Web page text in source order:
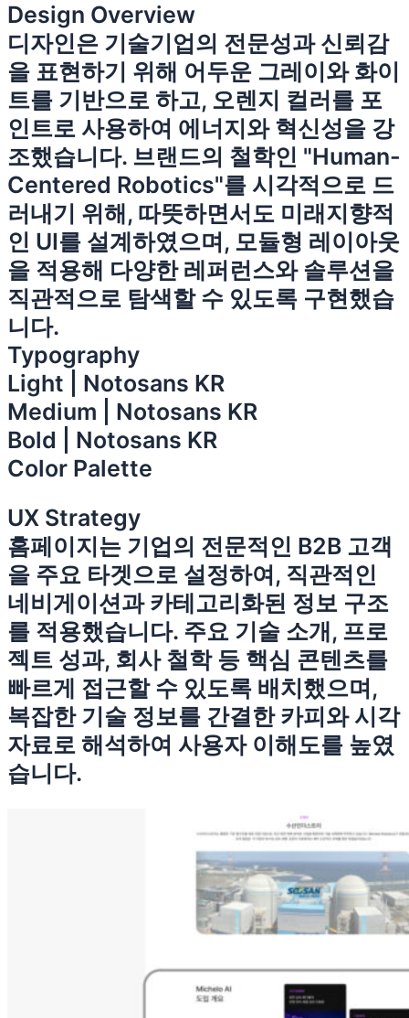
Design Overview
디자인은 기술기업의 전문성과 신뢰감
을 표현하기 위해 어두운 그레이와 화이
트를 기반으로 하고, 오렌지 컬러를 포
인트로 사용하여 에너지와 혁신성을 강
조했습니다. 브랜드의 철학인 "Human-
Centered Robotics"를 시각적으로 드
러내기 위해, 따뜻하면서도 미래지향적
인 UI를 설계하였으며, 모듈형 레이아웃
을 적용해 다양한 레퍼런스와 솔루션을
직관적으로 탐색할 수 있도록 구현했습
니다.
Typography
Light | Notosans KR
Medium | Notosans KR
Bold | Notosans KR
Color Palette
UX Strategy
홈페이지는 기업의 전문적인 B2B 고객
을 주요 타겟으로 설정하여, 직관적인
네비게이션과 카테고리화된 정보 구조
를 적용했습니다. 주요 기술 소개, 프로
젝트 성과, 회사 철학 등 핵심 콘텐츠를
빠르게 접근할 수 있도록 배치했으며,
복잡한 기술 정보를 간결한 카피와 시각
자료로 해석하여 사용자 이해도를 높였
습니다.